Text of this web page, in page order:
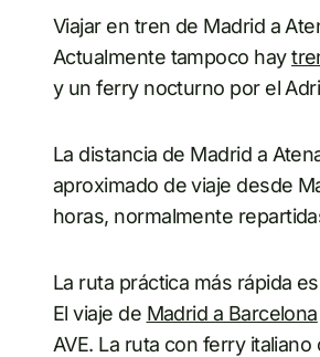
Viajar en tren de Madrid a
Actualmente tampoco hay
y un ferry nocturno por el
La distancia de Madrid a
aproximado de viaje desde
horas, normalmente
La ruta práctica más rápida
El viaje de Madrid a Barcelona
AVE. La ruta con ferry